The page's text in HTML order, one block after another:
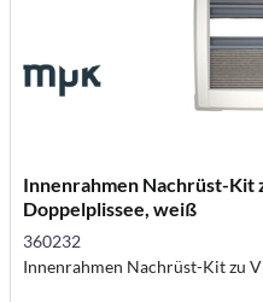
Innenrahmen Nachrüst-Kit
Doppelplissee, weiß
360232
Innenrahmen Nachrüst-Kit zu